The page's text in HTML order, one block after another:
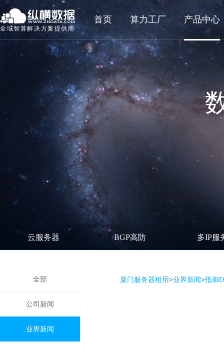
全域智算解决方案提供商
首页 算力工厂 产品中心
云服务器 BGP高防 多IP服
全部
公司新闻
业界新闻
厦门服务器租用>业界新闻>抵御